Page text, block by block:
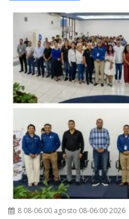
8 08-06:00 agosto 08-06:00 2026